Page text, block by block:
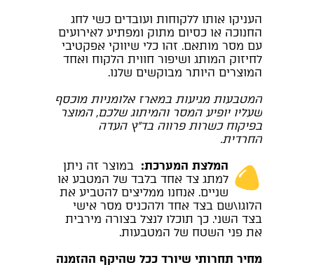
העניקו אותו ללקוחות ועובדים כשי לחג
החנוכה או כסיום מתוק ומפתיע לאירועים
עם מסר מותאם. זהו כלי שיווקי אפקטיבי
לחיזוק המותג ושיפור חווית הלקוח ואחד
המוצרים היותר מבוקשים שלנו.
המטבעות מגיעות במארז אלומניות מוכסף
שעליו יופיע המסר והמיתוג שלכם, המוצר
בפיקוח כשרות פרווה בד"ץ העדה
החרדית.
המלצת המערכת: במוצר זה ניתן
למתג צד אחד בלבד של המטבע או
שניים. אנחנו ממליצים להטביע את
הלוגו\שם בצד אחד ולהכניס מסר אישי
בצד השני. כך תוכלו לנצל בצורה מירבית
את פני השטח של המטבעות.
מחיר תחרותי שיורד ככל שהיקף ההזמנה